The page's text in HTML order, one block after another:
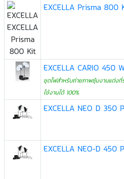
EXCELLA Prisma 800
EXCELLA CARIO 450
ชุดไฟสำหรับถ่ายภาพซุ้มงานแต่งที่
ใช้งานได้ 100%
EXCELLA NEO D 350
EXCELLA NEO-D 450